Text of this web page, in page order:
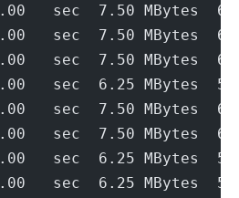
sec  7.50 MBytes
sec  7.50
sec  7.50 MBytes
sec  6.25
sec  7.50
sec  7.50 MBytes
sec  6.25
sec  6.25 MBytes